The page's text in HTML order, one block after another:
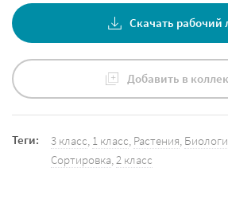
Скачать рабочий
Добавить в
Теги: 3 класс, 1 класс, Растения,
Сортировка,2 класс